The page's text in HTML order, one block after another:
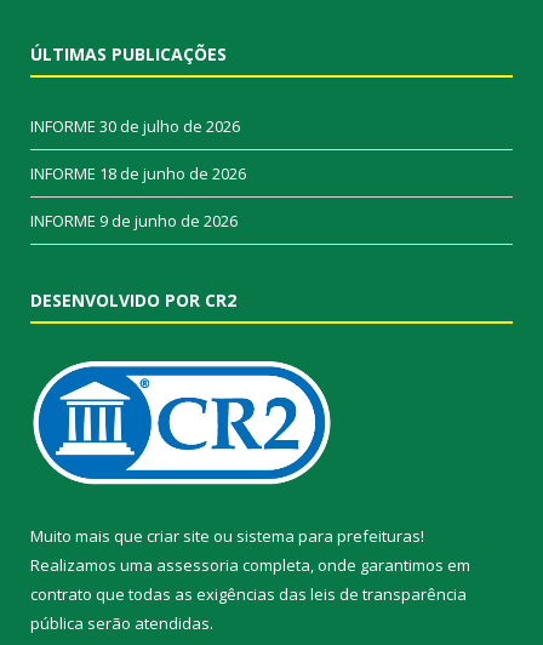
ÚLTIMAS PUBLICAÇÕES
INFORME 30 de julho de 2026
INFORME 18 de junho de 2026
INFORME 9 de junho de 2026
DESENVOLVIDO POR CR2
Muito mais que criar site ou sistema para prefeituras!
Realizamos uma assessoria completa, onde garantimos em
contrato que todas as exigências das leis de transparência
pública serão atendidas.